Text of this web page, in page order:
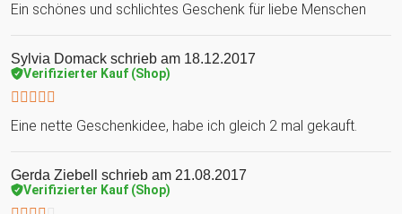
Ein schönes und schlichtes Geschenk für liebe Menschen
Sylvia Domack schrieb am 18.12.2017
Verifizierter Kauf (Shop)
Eine nette Geschenkidee, habe ich gleich 2 mal gekauft.
Gerda Ziebell schrieb am 21.08.2017
Verifizierter Kauf (Shop)